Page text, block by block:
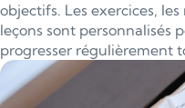
objectifs. Les exercices,
leçons sont personnalisés
progresser régulièrement